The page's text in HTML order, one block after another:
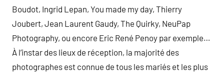
Boudot, Ingrid Lepan, You made my day, Thierry
Joubert, Jean Laurent Gaudy, The Quirky, NeuPap
Photography, ou encore Eric René Penoy par exemple…
À l’instar des lieux de réception, la majorité des
photographes est connue de tous les mariés et les plus